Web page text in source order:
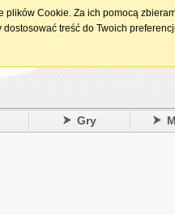
Gry
Cookie. Za ich pomocą
treść do Twoich